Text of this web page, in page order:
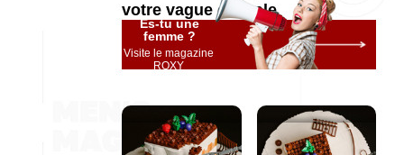
votre vague estivale
Es-tu une
femme ?
Visite le magazine
ROXY